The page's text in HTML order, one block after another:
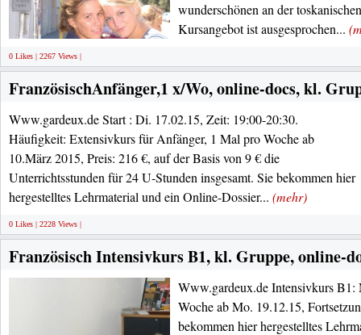
wunderschönen an der
Kursangebot ist ausgesprochen...
0 Likes | 2267 Views |
FranzösischAnfänger,1 x/Wo, online-docs, kl.
Www.gardeux.de Start : Di. 17.02.15, Zeit: 19:00-20:30.
Häufigkeit: Extensivkurs für Anfänger, 1 Mal pro Woche ab
10.März 2015, Preis: 216 €, auf der Basis von 9 € die
Unterrichtsstunden für 24 U-Stunden insgesamt. Sie bekommen hier
hergestelltes Lehrmaterial und ein Online-Dossier... (mehr)
0 Likes | 2228 Views |
Französisch Intensivkurs B1, kl. Gruppe, online-
Www.gardeux.de Intensivkurs
Woche ab Mo. 19.12.15,
bekommen hier hergestelltes